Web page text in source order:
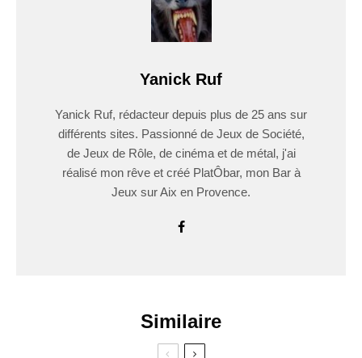
Yanick Ruf
Yanick Ruf, rédacteur depuis plus de 25 ans sur
différents sites. Passionné de Jeux de Société,
de Jeux de Rôle, de cinéma et de métal, j'ai
réalisé mon rêve et créé PlatÔbar, mon Bar à
Jeux sur Aix en Provence.
Similaire